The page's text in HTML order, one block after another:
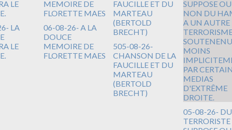
LA
LE
06-08-26- A LA
DOUCE
MEMOIRE DE
FLORETTE MAES
505-08-26-
CHANSON DE LA
FAUCILLE ET DU
MARTEAU
(BERTOLD
BRECHT)
05-08-26- DU
TERRORISTE